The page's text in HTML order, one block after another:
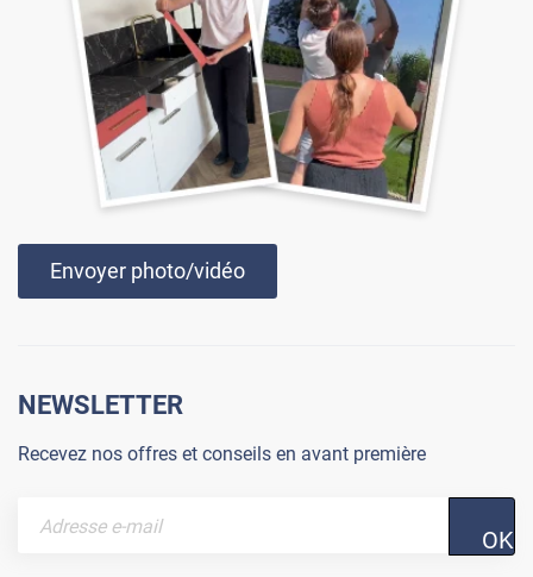
Envoyer photo/vidéo
NEWSLETTER
Recevez nos offres et conseils en avant première
OK